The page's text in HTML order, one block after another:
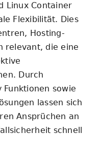
Linux Container
Flexibilität. Dies
Hosting-
relevant, die eine
Durch
sowie
lassen sich
Ansprüchen an
schnell